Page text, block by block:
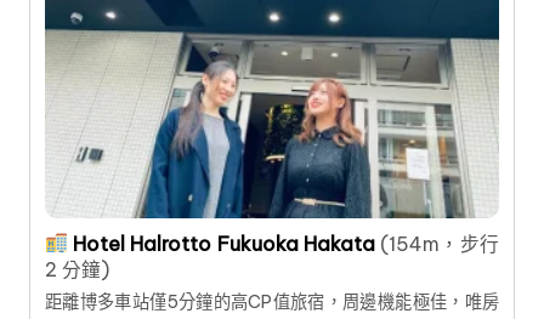
Hotel Halrotto Fukuoka Hakata (154m，步行
2 分鐘)
距離博多車站僅5分鐘的高CP值旅宿，周邊機能極佳，唯房